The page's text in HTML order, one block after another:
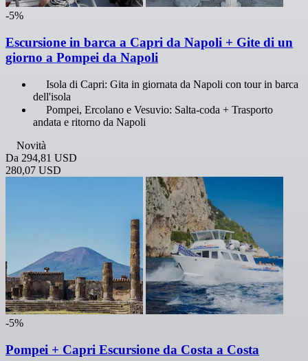
-5%
Escursione in barca a Capri da Napoli + Gite di un
giorno a Pompei da Napoli
Isola di Capri: Gita in giornata da Napoli con tour in barca
dell'isola
Pompei, Ercolano e Vesuvio: Salta-coda + Trasporto
andata e ritorno da Napoli
Novità
Da 294,81 USD
280,07 USD
-5%
Pompei + Capri Escursione da Costa a Costa